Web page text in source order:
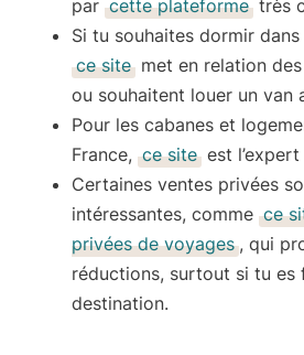
par cette plateforme très
Si tu souhaites dormir dans
ce site met en relation
ou souhaitent louer un van
Pour les cabanes et
France, ce site est
Certaines ventes privées
intéressantes, comme ce
privées de voyages , qui
réductions, surtout si tu es
destination.